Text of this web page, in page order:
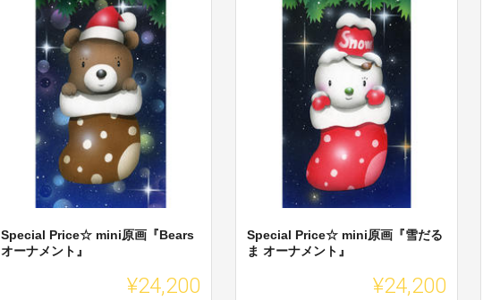
Special Price☆ mini原画『Bears
オーナメント』
¥24,200
Special Price☆ mini原画『雪だる
ま オーナメント』
¥24,200